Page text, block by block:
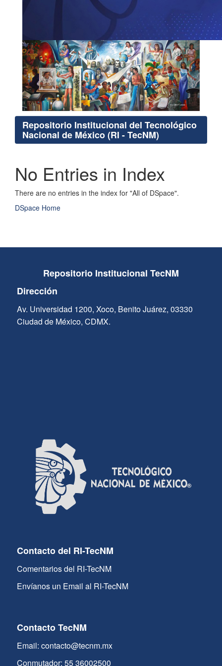
Repositorio Institucional del Tecnológico
Nacional de México (RI - TecNM)
No Entries in Index
There are no entries in the index for "All of DSpace".
DSpace Home
Repositorio Institucional TecNM
Dirección
Av. Universidad 1200, Xoco, Benito Juárez, 03330
Ciudad de México, CDMX.
Contacto del RI-TecNM
Comentarios del RI-TecNM
Envíanos un Email al RI-TecNM
Contacto TecNM
Email: contacto@tecnm.mx
Conmutador: 55 36002500